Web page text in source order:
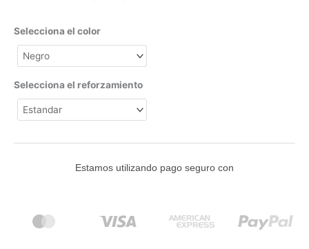
Selecciona el color
Selecciona el reforzamiento
Estamos utilizando pago seguro con